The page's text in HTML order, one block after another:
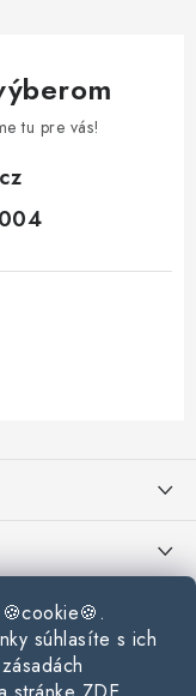
súhlasíte s ich
tu pre vás!